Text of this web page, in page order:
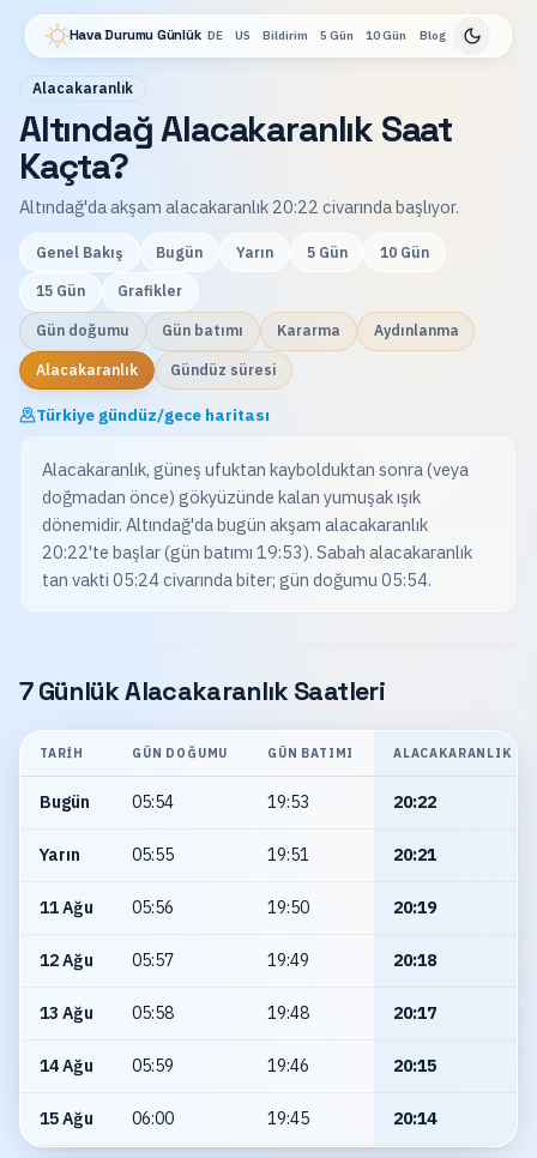
Hava Durumu Günlük DE US Bildirim 5 Gün 10 Gün Blog
Alacakaranlık
Altındağ Alacakaranlık Saat
Kaçta?
Altındağ'da akşam alacakaranlık 20:22 civarında başlıyor.
Genel Bakış Bugün Yarın 5 Gün 10 Gün
15 Gün Grafikler
Gün doğumu Gün batımı Kararma Aydınlanma
Alacakaranlık Gündüz süresi
Türkiye gündüz/gece haritası
Alacakaranlık, güneş ufuktan kaybolduktan sonra (veya
doğmadan önce) gökyüzünde kalan yumuşak ışık
dönemidir. Altındağ'da bugün akşam alacakaranlık
20:22'te başlar (gün batımı 19:53). Sabah alacakaranlık
tan vakti 05:24 civarında biter; gün doğumu 05:54.
7 Günlük Alacakaranlık Saatleri
TARIH GÜN DOĞUMU GÜN BATIMI ALACAKARANLIK
Bugün 05:54 19:53 20:22
Yarın 05:55 19:51 20:21
11 Ağu 05:56 19:50 20:19
12 Ağu 05:57 19:49 20:18
13 Ağu 05:58 19:48 20:17
14 Ağu 05:59 19:46 20:15
15 Ağu 06:00 19:45 20:14